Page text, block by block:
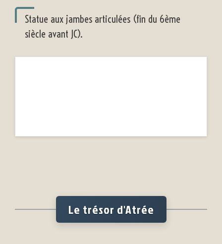
Statue aux jambes articulées (fin du 6ème
siècle avant JC).
Le trésor d'Atrée